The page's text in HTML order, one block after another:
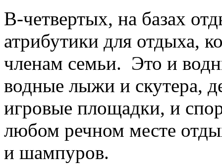
В-четвертых, на базах
атрибутики для отдыха,
членам семьи. Это и
водные лыжи и скутера,
игровые площадки, и
любом речном месте
и шампуров.